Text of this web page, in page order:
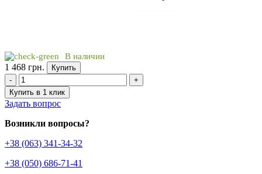
В наличии
1 468 грн.
Купить
-
+
Купить в 1 клик
Задать вопрос
Возникли вопросы?
+38 (063) 341-34-32
+38 (050) 686-71-41